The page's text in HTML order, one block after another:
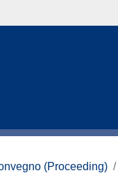
(Proceeding)